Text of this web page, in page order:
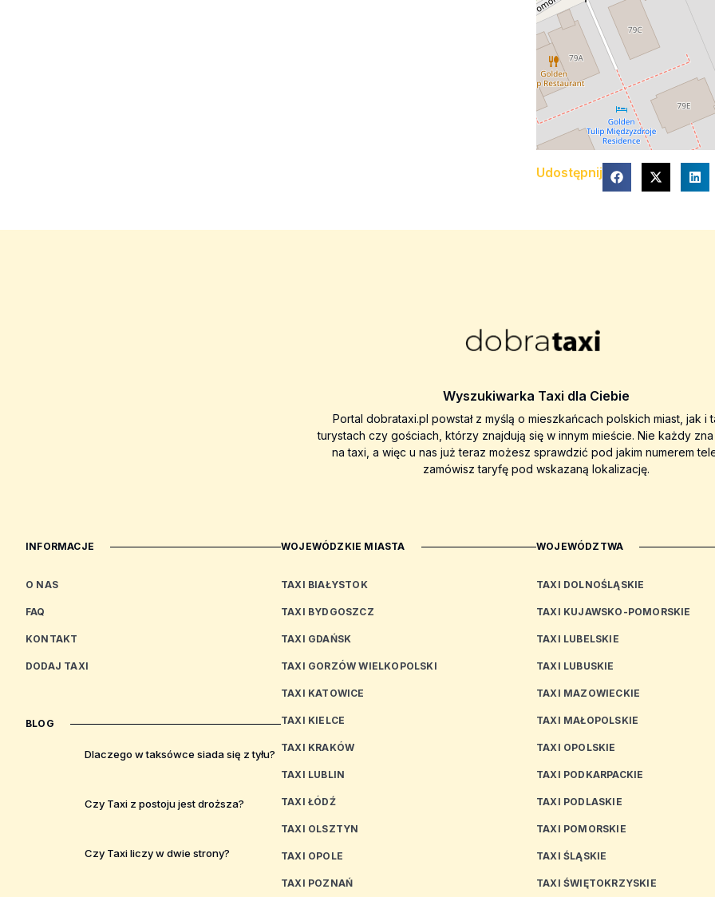
Udostępnij
Wyszukiwarka Taxi dla Ciebie
Portal dobrataxi.pl powstał z myślą o mieszkańcach polskich miast, jak i
turystach czy gościach, którzy znajdują się w innym mieście. Nie każdy
na taxi, a więc u nas już teraz możesz sprawdzić pod jakim numerem
zamówisz taryfę pod wskazaną lokalizację.
INFORMACJE
O NAS
FAQ
KONTAKT
DODAJ TAXI
BLOG
Dlaczego w taksówce siada się z tyłu?
Czy Taxi z postoju jest droższa?
Czy Taxi liczy w dwie strony?
WOJEWÓDZKIE MIASTA
TAXI BIAŁYSTOK
TAXI BYDGOSZCZ
TAXI GDAŃSK
TAXI GORZÓW WIELKOPOLSKI
TAXI KATOWICE
TAXI KIELCE
TAXI KRAKÓW
TAXI LUBLIN
TAXI ŁÓDŹ
TAXI OLSZTYN
TAXI OPOLE
TAXI POZNAŃ
WOJEWÓDZTWA
TAXI DOLNOŚLĄSKIE
TAXI KUJAWSKO-POMORSKIE
TAXI LUBELSKIE
TAXI LUBUSKIE
TAXI MAZOWIECKIE
TAXI MAŁOPOLSKIE
TAXI OPOLSKIE
TAXI PODKARPACKIE
TAXI PODLASKIE
TAXI POMORSKIE
TAXI ŚLĄSKIE
TAXI ŚWIĘTOKRZYSKIE